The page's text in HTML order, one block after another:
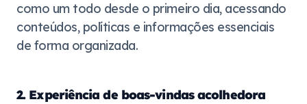
como um todo desde o primeiro dia, acessando
conteúdos, políticas e informações essenciais
de forma organizada.
2. Experiência de boas-vindas acolhedora